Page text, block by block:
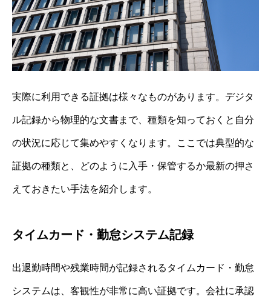
実際に利用できる証拠は様々なものがあります。デジタ
ル記録から物理的な文書まで、種類を知っておくと自分
の状況に応じて集めやすくなります。ここでは典型的な
証拠の種類と、どのように入手・保管するか最新の押さ
えておきたい手法を紹介します。
タイムカード・勤怠システム記録
出退勤時間や残業時間が記録されるタイムカード・勤怠
システムは、客観性が非常に高い証拠です。会社に承認